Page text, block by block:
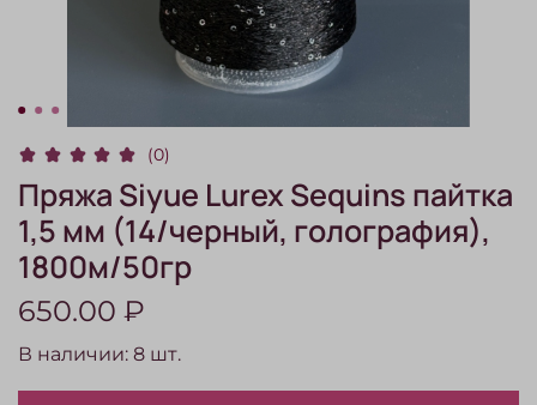
(0)
Пряжа Siyue Lurex Sequins пайтка
1,5 мм (14/черный, голография),
1800м/50гр
650.00 ₽
В наличии: 8 шт.